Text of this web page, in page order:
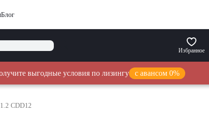
Блог
Избранное
выгодные условия по лизингу с авансом 0%
CDD12